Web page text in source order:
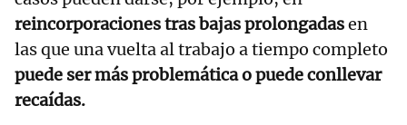
reincorporaciones tras bajas prolongadasen
las que una vuelta al trabajo a tiempo completo
puede ser más problemática o puede conllevar
recaídas.